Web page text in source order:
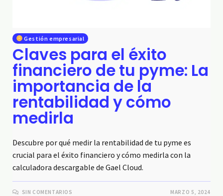
Gestión empresarial
Claves para el éxito
financiero de tu pyme: La
importancia de la
rentabilidad y cómo
medirla
Descubre por qué medir la rentabilidad de tu pyme es
crucial para el éxito financiero y cómo medirla con la
calculadora descargable de Gael Cloud.
SIN COMENTARIOS MARZO 5, 2024